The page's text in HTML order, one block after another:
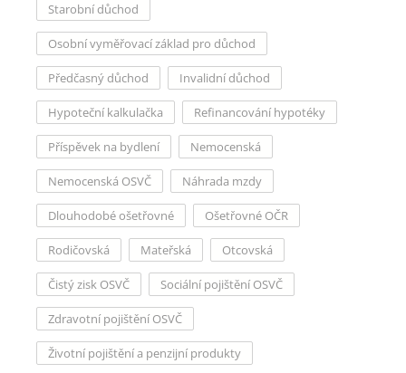
Starobní důchod
Osobní vyměřovací základ pro důchod
Předčasný důchod Invalidní důchod
Hypoteční kalkulačka Refinancování hypotéky
Příspěvek na bydlení Nemocenská
Nemocenská OSVČ Náhrada mzdy
Dlouhodobé ošetřovné Ošetřovné OČR
Rodičovská Mateřská Otcovská
Čistý zisk OSVČ Sociální pojištění OSVČ
Zdravotní pojištění OSVČ
Životní pojištění a penzijní produkty